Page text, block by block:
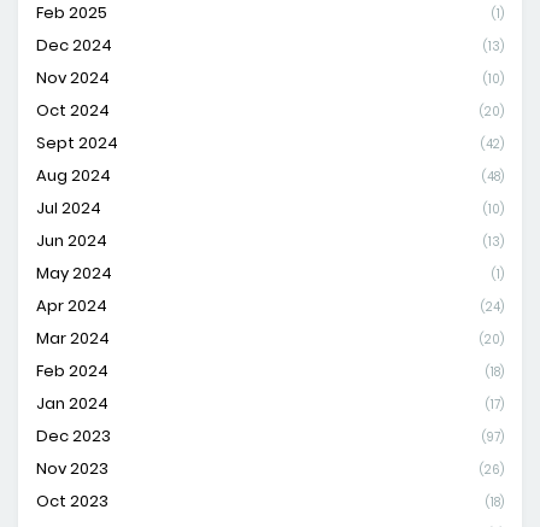
Feb 2025 (1)
Dec 2024 (13)
Nov 2024 (10)
Oct 2024 (20)
Sept 2024 (42)
Aug 2024 (48)
Jul 2024 (10)
Jun 2024 (13)
May 2024 (1)
Apr 2024 (24)
Mar 2024 (20)
Feb 2024 (18)
Jan 2024 (17)
Dec 2023 (97)
Nov 2023 (26)
Oct 2023 (18)